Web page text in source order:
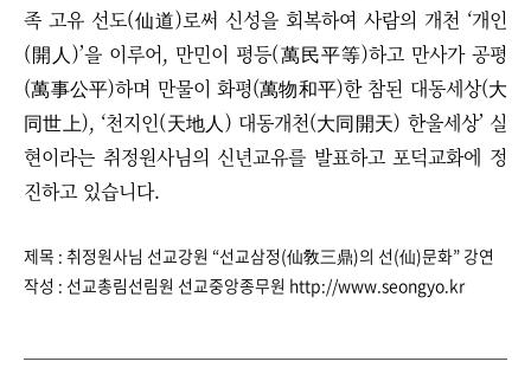
족 고유 선도(仙道)로써 신성을 회복하여 사람의 개천 ‘개인
(開人)’을 이루어, 만민이 평등(萬民平等)하고 만사가 공평
(萬事公平)하며 만물이 화평(萬物和平)한 참된 대동세상(大
同世上), ‘천지인(天地人) 대동개천(大同開天) 한울세상’ 실
현이라는 취정원사님의 신년교유를 발표하고 포덕교화에 정
진하고 있습니다.
제목 : 취정원사님 선교강원 “선교삼정(仙敎三鼎)의 선(仙)문화” 강연
작성 : 선교총림선림원 선교중앙종무원 http://www.seongyo.kr